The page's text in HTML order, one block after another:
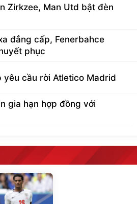
Zirkzee, Man Utd bật đèn
đẳng cấp, Fenerbahce
phục
cầu rời Atletico Madrid
gia hạn hợp đồng với